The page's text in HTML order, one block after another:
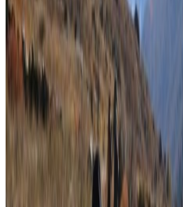
काठमाडौं । हवाईमार्ग हुँदै नेपाल
पाउने भएका छन् ।
नेपाली र विदेशी सबैले पीसीआर
निर्णय गरेको सरकार बाँकी
केही समयअघि मात्रै पूर्ण मात्रा